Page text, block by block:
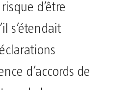
d’être
s’étendait
d’accords de